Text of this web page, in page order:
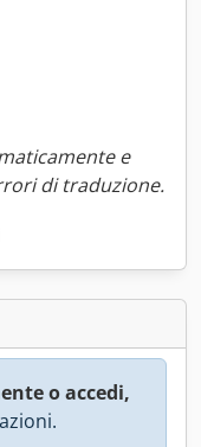
e
di traduzione.
o accedi,